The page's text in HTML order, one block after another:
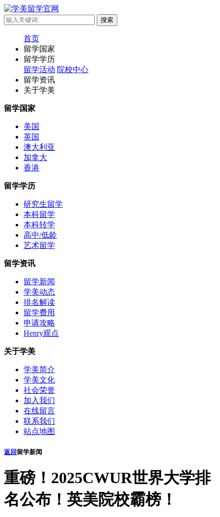
首页
留学国家
留学学历
留学活动 院校中心
留学资讯
关于学美
留学国家
美国
英国
澳大利亚
加拿大
香港
留学学历
研究生留学
本科留学
本科转学
高中/低龄
艺术留学
留学资讯
留学新闻
学美动态
排名解读
留学费用
申请攻略
Henry观点
关于学美
学美简介
学美文化
社会荣誉
加入我们
在线留言
联系我们
站点地图
返回 留学新闻
重磅！2025CWUR世界大学排
名公布！英美院校霸榜！